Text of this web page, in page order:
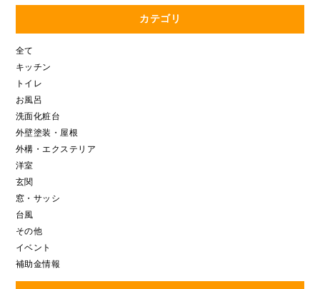
カテゴリ
全て
キッチン
トイレ
お風呂
洗面化粧台
外壁塗装・屋根
外構・エクステリア
洋室
玄関
窓・サッシ
台風
その他
イベント
補助金情報